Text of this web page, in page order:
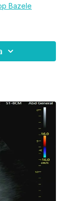
Bazele